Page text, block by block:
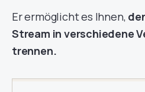
Er ermöglicht es Ihnen,
Stream in verschiedene
trennen.